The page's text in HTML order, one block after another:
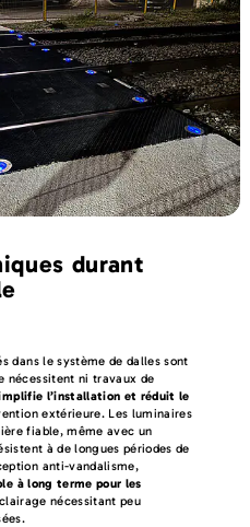
durant
dans le système de dalles sont
nécessitent ni travaux de
l’installation et réduit le
extérieure. Les luminaires
fiable, même avec un
à de longues périodes de
anti-vandalisme,
à long terme pour les
nécessitant peu